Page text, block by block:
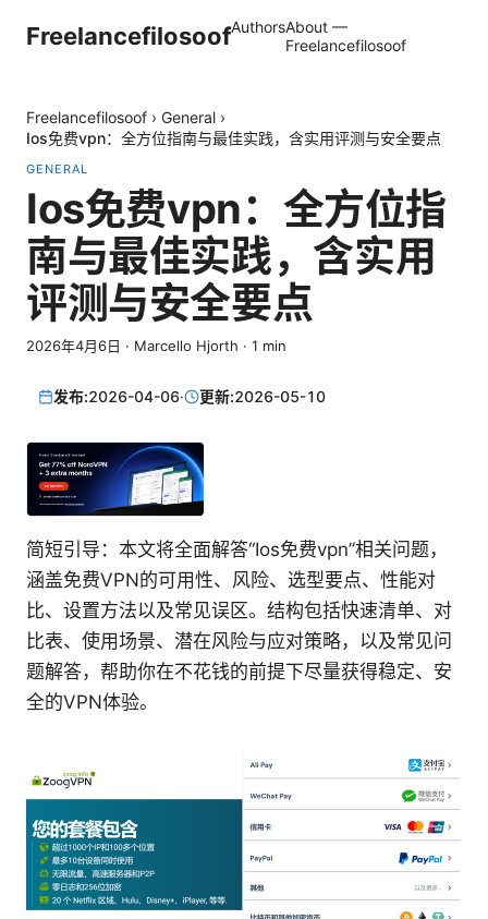
FreelancefilosoofAuthorsAbout —
Freelancefilosoof
Freelancefilosoof › General ›
Ios免费vpn：全方位指南与最佳实践，含实用评测与安全要点
GENERAL
Ios免费vpn：全方位指
南与最佳实践，含实用
评测与安全要点
2026年4月6日 · Marcello Hjorth · 1 min
发布:2026-04-06· 更新:2026-05-10
简短引导：本文将全面解答“Ios免费vpn”相关问题，
涵盖免费VPN的可用性、风险、选型要点、性能对
比、设置方法以及常见误区。结构包括快速清单、对
比表、使用场景、潜在风险与应对策略，以及常见问
题解答，帮助你在不花钱的前提下尽量获得稳定、安
全的VPN体验。